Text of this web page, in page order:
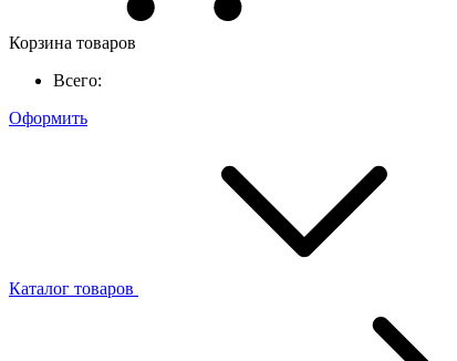
Корзина товаров
Всего:
Оформить
Каталог товаров